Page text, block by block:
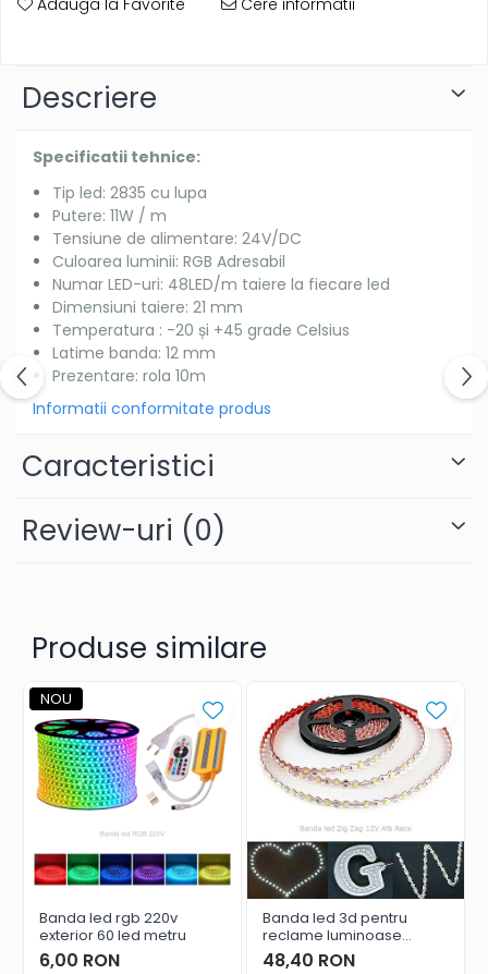
Adauga la Favorite Cere informatii
Descriere
Specificatii tehnice:
Tip led: 2835 cu lupa
Putere: 11W / m
Tensiune de alimentare: 24V/DC
Culoarea luminii: RGB Adresabil
Numar LED-uri: 48LED/m taiere la fiecare led
Dimensiuni taiere: 21 mm
Temperatura : -20 și +45 grade Celsius
Latime banda: 12 mm
Prezentare: rola 10m
Informatii conformitate produs
Caracteristici
Review-uri (0)
Produse similare
NOU
Banda led rgb 220v
exterior 60 led metru
6,00 RON
Banda led 3d pentru
reclame luminoase
zigzag
48,40 RON